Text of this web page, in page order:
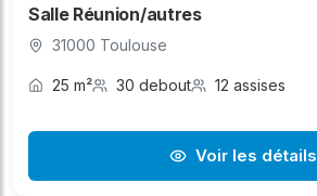
Salle Réunion/autres
31000 Toulouse
25 m² 30 debout 12 assises
Voir les détails